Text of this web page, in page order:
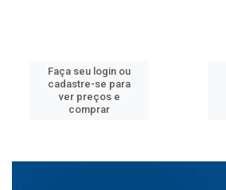
Faça seu login ou
cadastre-se para
ver preços e
comprar